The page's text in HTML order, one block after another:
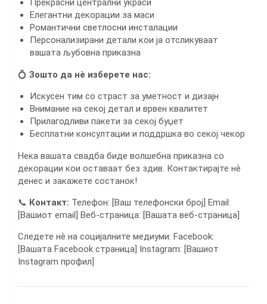
Прекрасни централни украси
Елегантни декорации за маси
Романтични светлосни инсталации
Персонализирани детали кои ја отсликуваат
вашата љубовна приказна
💍 Зошто да нѐ изберете нас:
Искусен тим со страст за уметност и дизајн
Внимание на секој детал и врвен квалитет
Прилагодливи пакети за секој буџет
Бесплатни консултации и поддршка во секој чекор
Нека вашата свадба биде волшебна приказна со
декорации кои оставаат без здив. Контактирајте нѐ
денес и закажете состанок!
📞 Контакт: Телефон: [Ваш телефонски број] Email:
[Вашиот email] Веб-страница: [Вашата веб-страница]
Следете нѐ на социјалните медиуми: Facebook:
[Вашата Facebook страница] Instagram: [Вашиот
Instagram профил]